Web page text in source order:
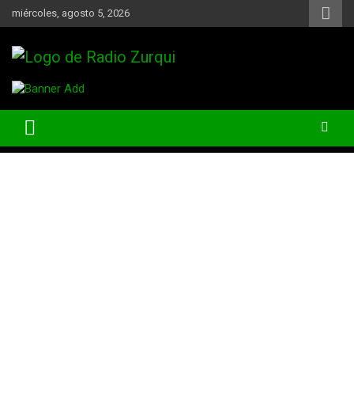
to
miércoles, agosto 5, 2026
Radio Zurqui